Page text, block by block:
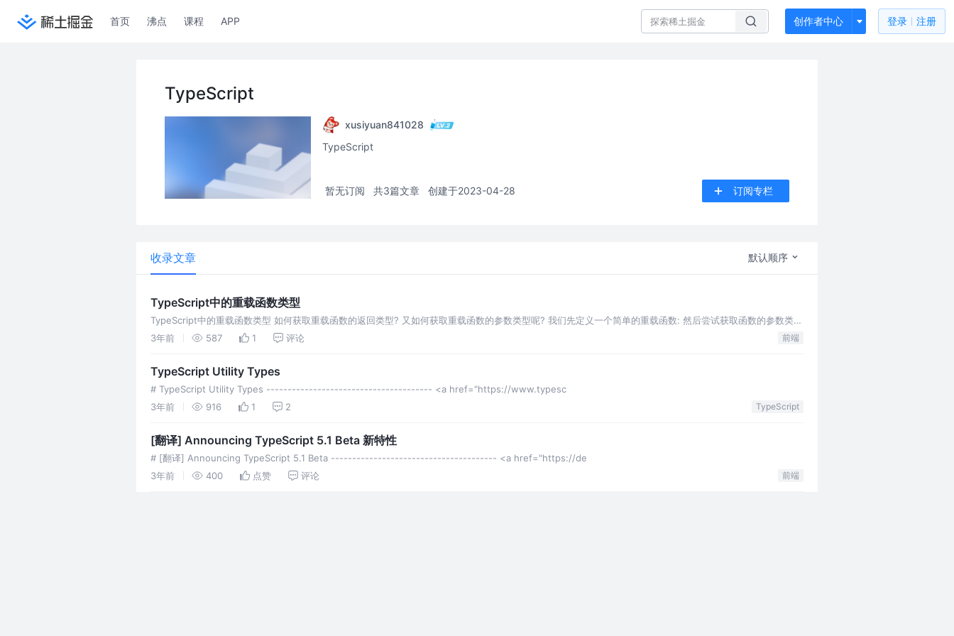
首页 沸点 课程 APP 创作者中心 登录 注册
TypeScript
xusiyuan841028
TypeScript
暂无订阅 共3篇文章 创建于2023-04-28 订阅专栏
收录文章 默认顺序
TypeScript中的重载函数类型
TypeScript中的重载函数类型 如何获取重载函数的返回类型? 又如何获取重载函数的参数类型呢? 我们先定义一个简单的重载函数: 然后尝试获取函数的参数类
型: 此时我们发现, 只有最后一个over
3年前 587 1 评论 前端
TypeScript Utility Types
# TypeScript Utility Types --------------------------------------- <a href="https://www.typesc
3年前
916 1 2 TypeScript
[翻译] Announcing TypeScript 5.1 Beta 新特性
# [翻译] Announcing TypeScript 5.1 Beta --------------------------------------- <a href="https://de
3年前
400 点赞 评论 前端